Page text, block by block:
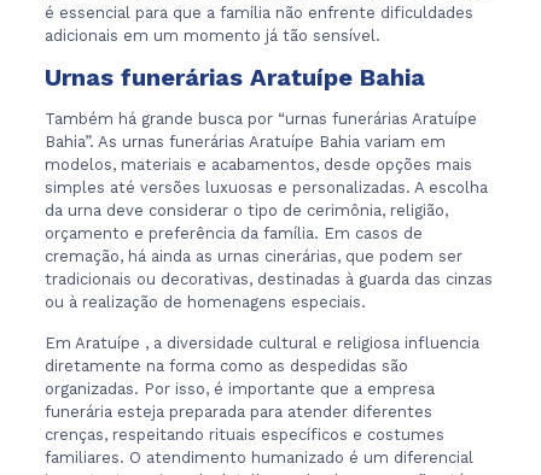
é essencial para que a família não enfrente dificuldades
adicionais em um momento já tão sensível.
Urnas funerárias Aratuípe Bahia
Também há grande busca por “urnas funerárias Aratuípe
Bahia”. As urnas funerárias Aratuípe Bahia variam em
modelos, materiais e acabamentos, desde opções mais
simples até versões luxuosas e personalizadas. A escolha
da urna deve considerar o tipo de cerimônia, religião,
orçamento e preferência da família. Em casos de
cremação, há ainda as urnas cinerárias, que podem ser
tradicionais ou decorativas, destinadas à guarda das cinzas
ou à realização de homenagens especiais.
Em Aratuípe , a diversidade cultural e religiosa influencia
diretamente na forma como as despedidas são
organizadas. Por isso, é importante que a empresa
funerária esteja preparada para atender diferentes
crenças, respeitando rituais específicos e costumes
familiares. O atendimento humanizado é um diferencial